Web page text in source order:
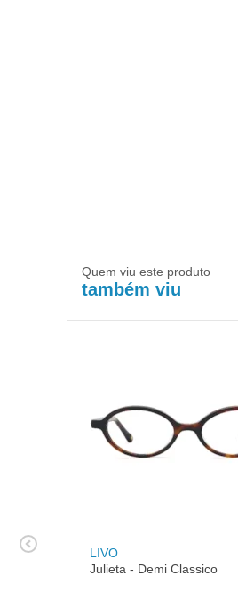
Quem viu este produto
também viu
LIVO
Julieta - Demi Classico